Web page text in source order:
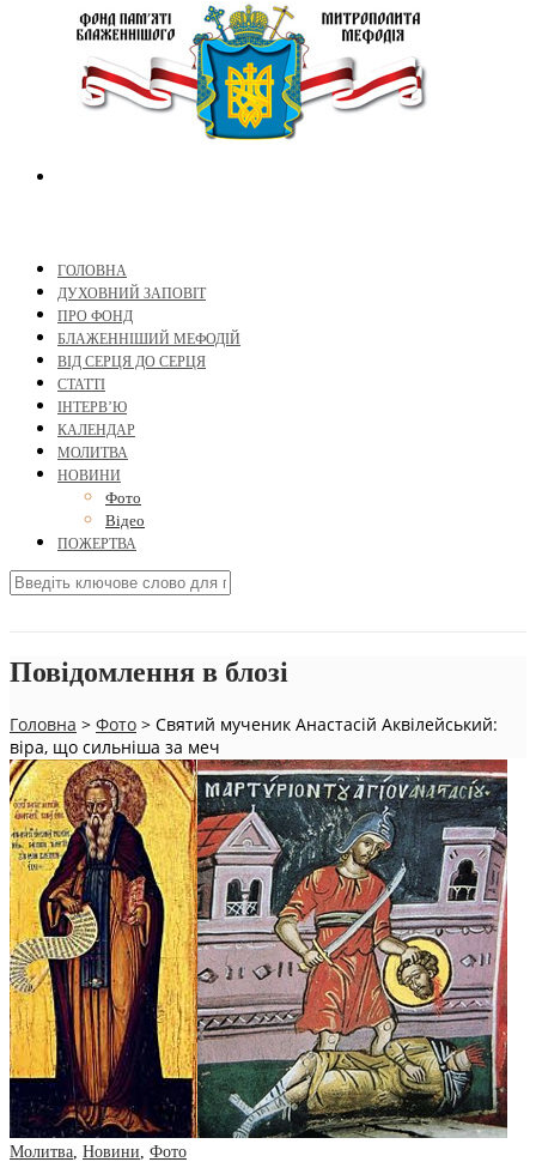
ГОЛОВНА
ДУХОВНИЙ ЗАПОВІТ
ПРО ФОНД
БЛАЖЕННІШИЙ МЕФОДІЙ
ВІД СЕРЦЯ ДО СЕРЦЯ
СТАТТІ
ІНТЕРВ’Ю
КАЛЕНДАР
МОЛИТВА
НОВИНИ
Фото
Відео
ПОЖЕРТВА
Повідомлення в блозі
Головна > Фото > Святий мученик Анастасій Аквілейський:
віра, що сильніша за меч
Молитва Новини Фото